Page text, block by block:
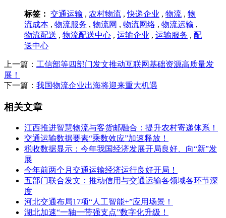
标签： 交通运输 , 农村物流 ,快递企业 , 物流 , 物
流成本 , 物流服务 , 物流网 , 物流网络 , 物流运输 ,
物流配送 , 物流配送中心 , 运输企业 , 运输服务 , 配
送中心
上一篇： 工信部等四部门发文推动互联网基础资源高质量发
展！
下一篇： 我国物流企业出海将迎来重大机遇
相关文章
江西推进智慧物流与客货邮融合：提升农村寄递体系！
交通运输数据要素“乘数效应”加速释放！
税收数据显示：今年我国经济发展开局良好、向“新”发
展
今年前两个月交通运输经济运行良好开局！
五部门联合发文：推动信用与交通运输各领域各环节深
度
河北交通布局17项“人工智能+”应用场景！
湖北加速“一轴一带强支点”数字化升级！